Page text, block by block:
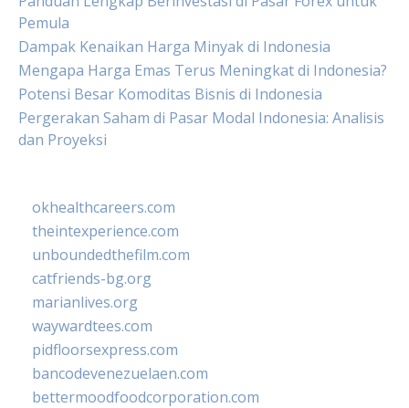
Pemula
Dampak Kenaikan Harga Minyak di Indonesia
Mengapa Harga Emas Terus Meningkat di Indonesia?
Potensi Besar Komoditas Bisnis di Indonesia
Pergerakan Saham di Pasar Modal Indonesia: Analisis
dan Proyeksi
okhealthcareers.com
theintexperience.com
unboundedthefilm.com
catfriends-bg.org
marianlives.org
waywardtees.com
pidfloorsexpress.com
bancodevenezuelaen.com
bettermoodfoodcorporation.com